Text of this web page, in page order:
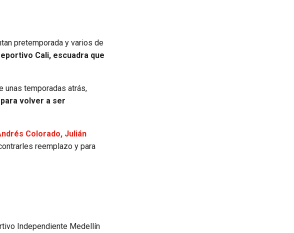
pretemporada y varios de
Cali, escuadra que
unas temporadas atrás,
volver a ser
Colorado, Julián
reemplazo y para
Independiente Medellín